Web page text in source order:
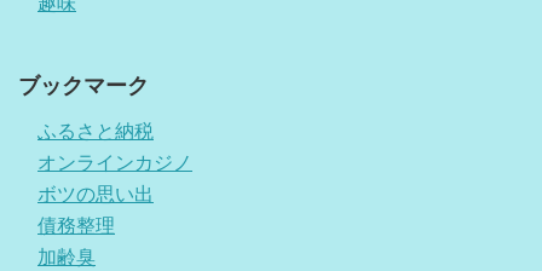
ブックマーク
ふるさと納税
オンラインカジノ
ボツの思い出
債務整理
加齢臭